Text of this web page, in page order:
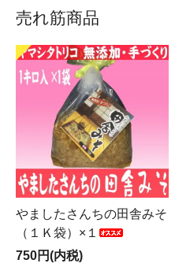
売れ筋商品
やましたさんちの田舎みそ
（１Ｋ袋）×１
750円(内税)